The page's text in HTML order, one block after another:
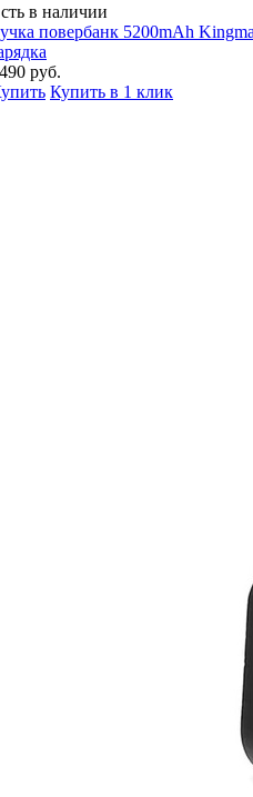
в наличии
повербанк 5200mAh
руб.
Купить в 1 клик